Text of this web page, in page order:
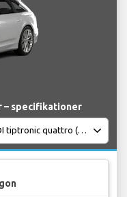
– specifikationer